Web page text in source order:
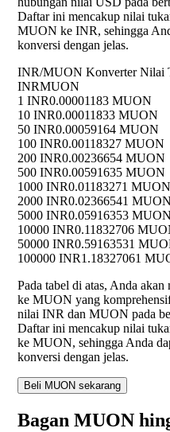
Daftar ini mencakup nilai
MUON ke INR, sehingga
konversi dengan jelas.
INR/MUON Konverter Nilai
INRMUON
1 INR0.00001183 MUON
10 INR0.00011833 MUON
50 INR0.00059164 MUON
100 INR0.00118327 MUON
200 INR0.00236654 MUON
500 INR0.00591635 MUON
1000 INR0.01183271 MUON
2000 INR0.02366541 MUON
5000 INR0.05916353 MUON
10000 INR0.11832706
50000 INR0.59163531
100000 INR1.18327061
Pada tabel di atas, Anda
ke MUON yang
nilai INR dan MUON pada
Daftar ini mencakup nilai
ke MUON, sehingga Anda
konversi dengan jelas.
Beli MUON sekarang
Bagan MUON